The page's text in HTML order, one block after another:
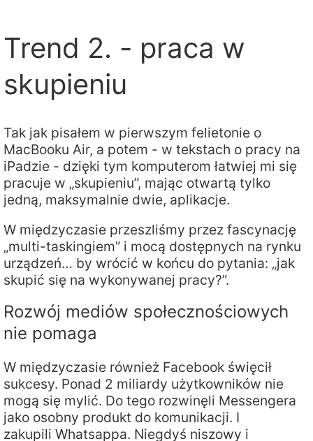
Trend 2. - praca w
skupieniu
Tak jak pisałem w pierwszym felietonie o
MacBooku Air, a potem - w tekstach o pracy na
iPadzie - dzięki tym komputerom łatwiej mi się
pracuje w „skupieniu”, mając otwartą tylko
jedną, maksymalnie dwie, aplikacje.
W międzyczasie przeszliśmy przez fascynację
„multi-taskingiem” i mocą dostępnych na rynku
urządzeń… by wrócić w końcu do pytania: „jak
skupić się na wykonywanej pracy?”.
Rozwój mediów społecznościowych
nie pomaga
W międzyczasie również Facebook święcił
sukcesy. Ponad 2 miliardy użytkowników nie
mogą się mylić. Do tego rozwinęli Messengera
jako osobny produkt do komunikacji. I
zakupili Whatsappa. Niegdyś niszowy i